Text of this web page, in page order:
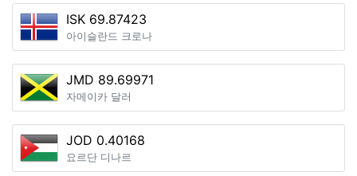
ISK 69.87423
아이슬란드 크로나
JMD 89.69971
자메이카 달러
JOD 0.40168
요르단 디나르